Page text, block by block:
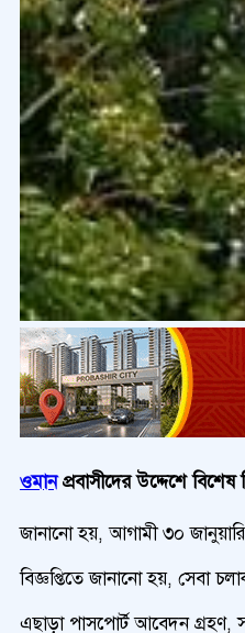
ওমানপ্রবাসীদের উদ্দেশে বিশেষ
জানানো হয়, আগামী ৩০ জানুয়ারি
বিজ্ঞপ্তিতে জানানো হয়, সেবা
এছাড়া পাসপোর্ট আবেদন গ্রহণ,